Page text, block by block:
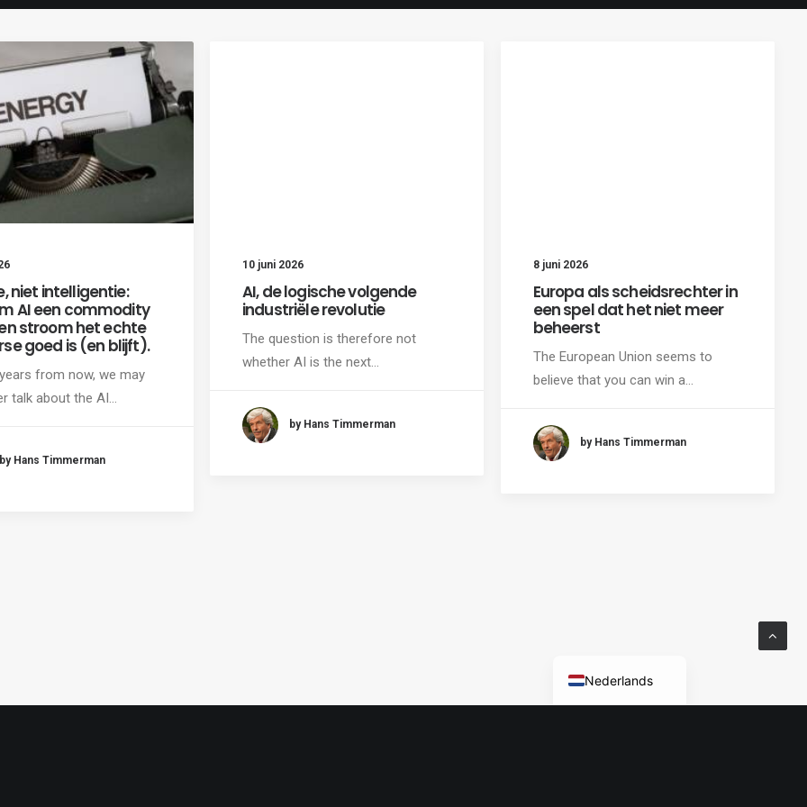
niet intelligentie:
AI een commodity
stroom het echte
goed is (en blijft).
from now, we may
talk about the AI…
Hans Timmerman
10 juni 2026
AI, de logische volgende
industriële revolutie
The question is therefore not
whether AI is the next…
by Hans Timmerman
8 juni 2026
Europa als scheidsrechter in
een spel dat het niet meer
beheerst
The European Union seems to
believe that you can win a…
by Hans Timmerman
Nederlands